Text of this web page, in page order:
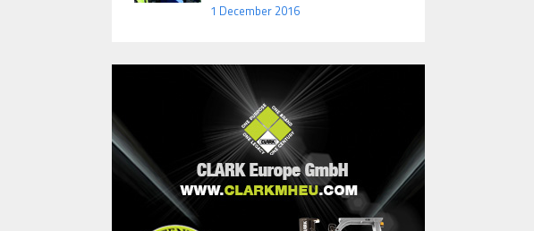
1 December 2016